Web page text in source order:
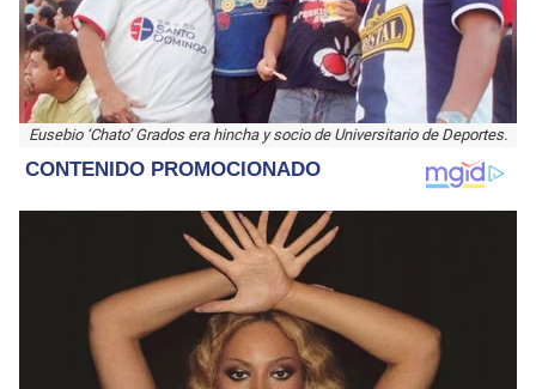
Eusebio ‘Chato’ Grados era hincha y socio de Universitario de Deportes.